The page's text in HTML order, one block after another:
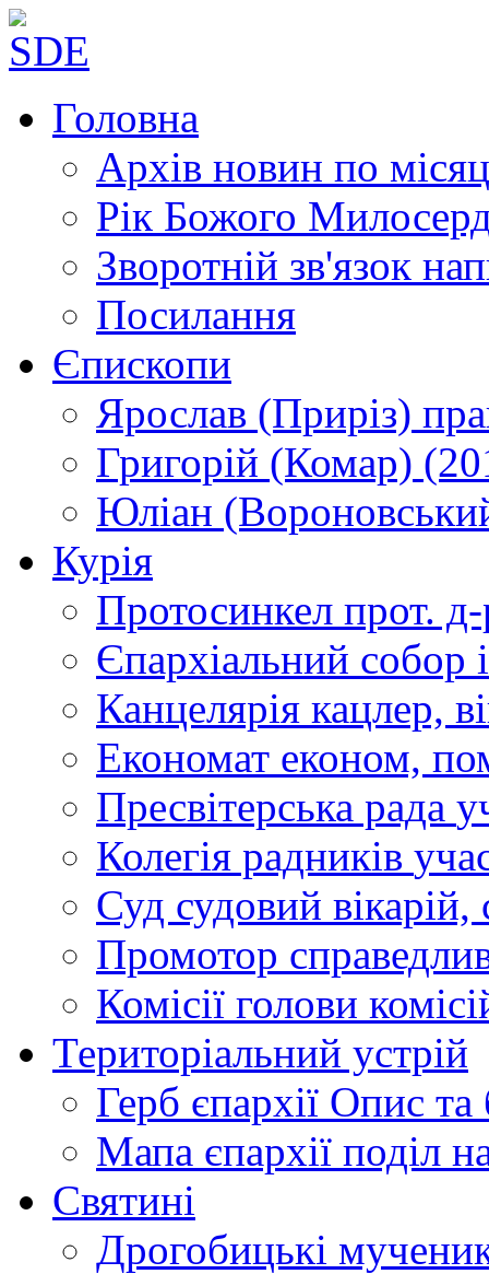
Головна
Архів новин по
Рік Божого
Зворотній зв'язок
Посилання
Єпископи
Ярослав (Приріз)
Григорій (Комар)
Юліан
Курія
Протосинкел прот.
Єпархіальний собор
Канцелярія кацлер,
Економат економ,
Пресвітерська рада
Колегія радників
Суд судовий вікарій,
Промотор
Комісії голови
Територіальний устрій
Герб єпархії Опис та
Мапа єпархії поділ
Святині
Дрогобицькі